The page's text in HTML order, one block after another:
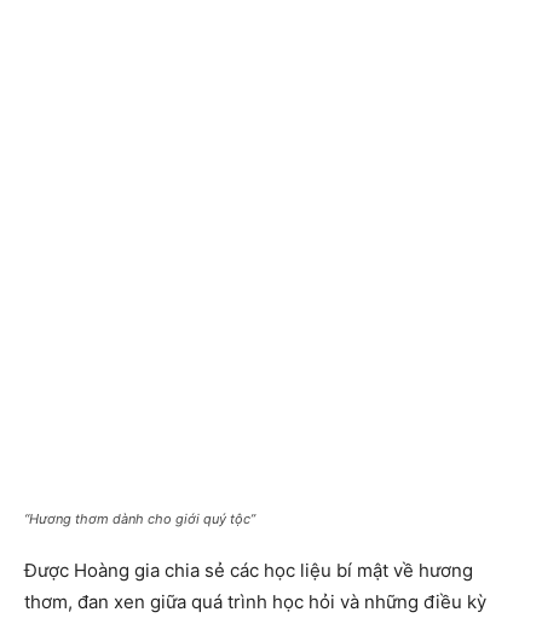
“Hương thơm dành cho giới quý tộc”
Được Hoàng gia chia sẻ các học liệu bí mật về hương
thơm, đan xen giữa quá trình học hỏi và những điều kỳ